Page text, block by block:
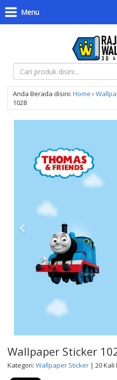
Menu
Anda Berada disini: Home ›
1028
Wallpaper Sticker
Kategori: Wallpaper Sticker | 20 Kali